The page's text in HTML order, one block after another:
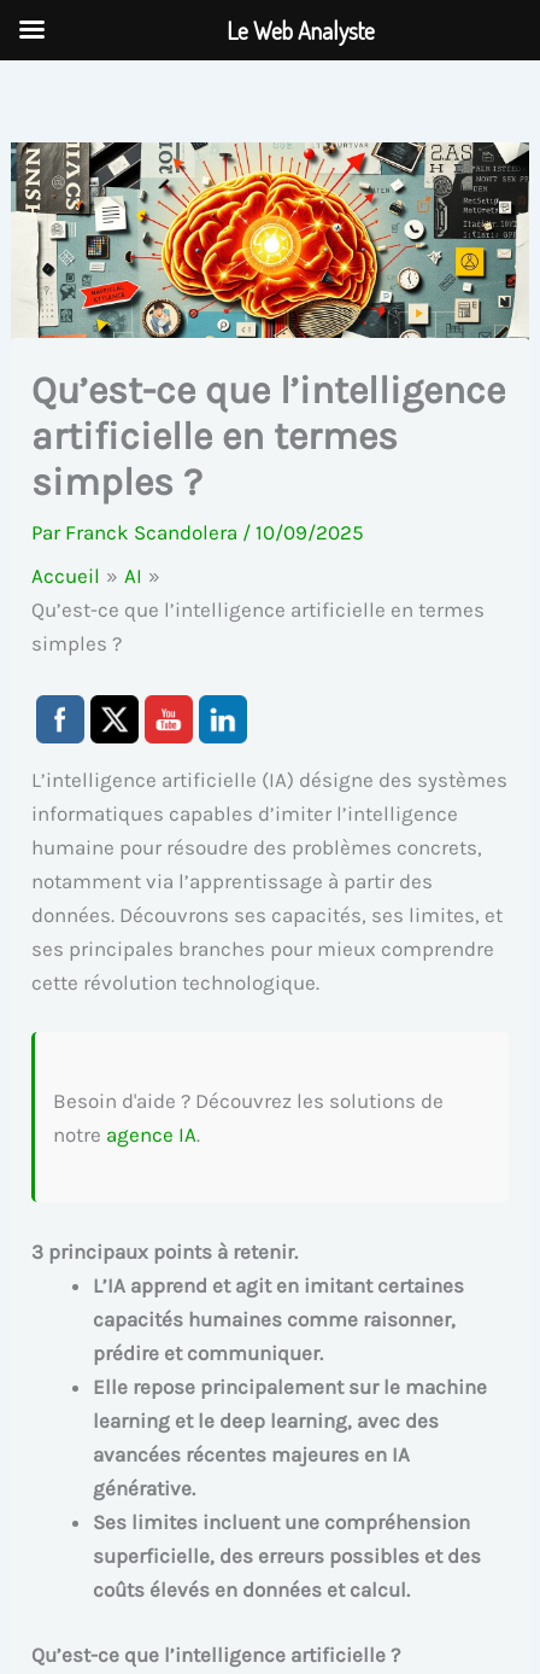
Aller
Qu’est-ce que l’intelligence
artificielle en termes
simples ?
Par Franck Scandolera /10/09/2025
Accueil
AI
Qu’est-ce que l’intelligence artificielle en termes
simples ?
L’intelligence artificielle (IA) désigne des systèmes
informatiques capables d’imiter l’intelligence
humaine pour résoudre des problèmes concrets,
notamment via l’apprentissage à partir des
données. Découvrons ses capacités, ses limites, et
ses principales branches pour mieux comprendre
cette révolution technologique.
Besoin d'aide ? Découvrez les solutions de
notre agence IA.
3 principaux points à retenir.
L’IA apprend et agit en imitant certaines
capacités humaines comme raisonner,
prédire et communiquer.
Elle repose principalement sur le machine
learning et le deep learning, avec des
avancées récentes majeures en IA
générative.
Ses limites incluent une compréhension
superficielle, des erreurs possibles et des
coûts élevés en données et calcul.
Qu’est-ce que l’intelligence artificielle ?
Le Web Analyste